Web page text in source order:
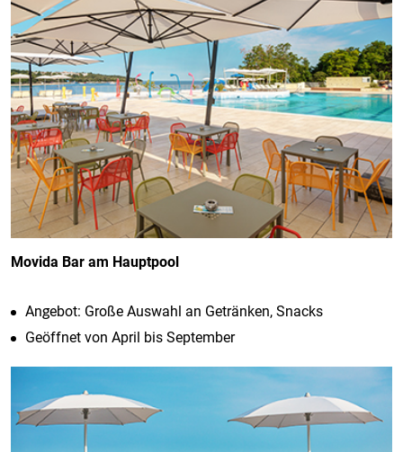
Movida Bar am Hauptpool
Angebot: Große Auswahl an Getränken, Snacks
Geöffnet von April bis September